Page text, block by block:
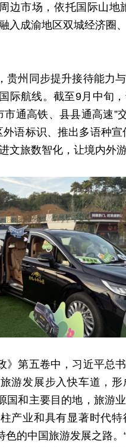
市场，依托国际山地
入成渝地区双城经济圈
州同步提升接待能力与
际航线。截至9月中旬
市通高铁、县县通高速”
外语标识、推出多语种
文旅数智化，让境内外
第五卷中，习近平总书
游发展步入快车道，
国和主要目的地，旅游
产业和具有显著时代
色的中国旅游发展之路